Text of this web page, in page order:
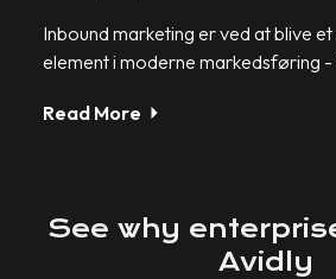
Inbound marketing er ved at blive
element i moderne markedsføring
Read More
See why
Avidly